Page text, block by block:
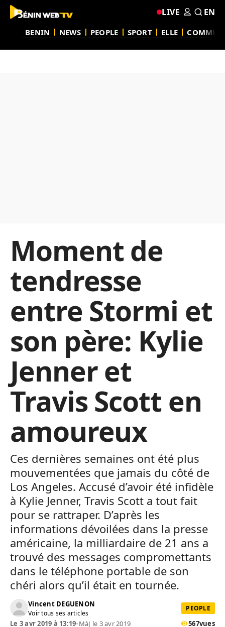
BENIN NEWS PEOPLE SPORT ELLE
LIVE EN
Moment de
tendresse
entre Stormi et
son père: Kylie
Jenner et
Travis Scott en
amoureux
Ces dernières semaines ont été plus
mouvementées que jamais du côté de
Los Angeles. Accusé d’avoir été infidèle
à Kylie Jenner, Travis Scott a tout fait
pour se rattraper. D’après les
informations dévoilées dans la presse
américaine, la milliardaire de 21 ans a
trouvé des messages compromettants
dans le téléphone portable de son
chéri alors qu’il était en tournée.
Vincent DEGUENON
Voir tous ses articles
PEOPLE
Le 3 avr 2019 à 13:19•MàJ le 3 avr 2019 567vues